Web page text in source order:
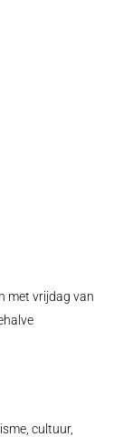
met vrijdag van
cultuur,